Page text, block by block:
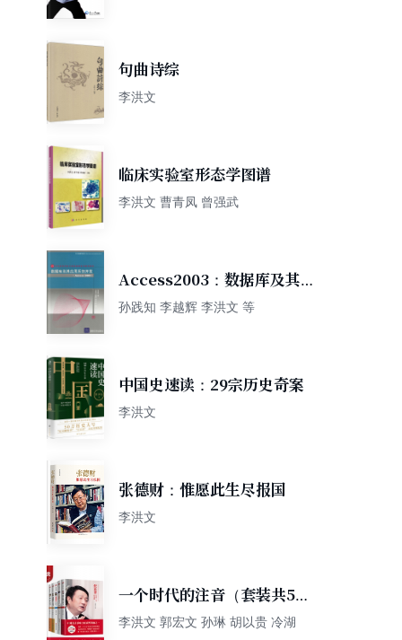
句曲诗综
李洪文
临床实验室形态学图谱
李洪文 曹青凤 曾强武
Access2003：数据库及其应
用系统开发/21世纪高等学校
孙践知 李越辉 李洪文 等
中国史速读：29宗历史奇案
李洪文
张德财：惟愿此生尽报国
李洪文
一个时代的注音（套装共5
册）
李洪文 郭宏文 孙琳 胡以贵 冷湖